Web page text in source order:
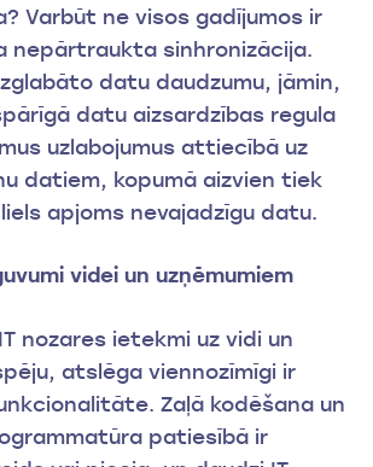
Varbūt ne visos gadījumos ir
nepārtraukta sinhronizācija.
datu daudzumu, jāmin,
datu aizsardzības regula
uzlabojumus attiecībā uz
datiem, kopumā aizvien tiek
apjoms nevajadzīgu datu.
videi un uzņēmumiem
nozares ietekmi uz vidi un
atslēga viennozīmīgi ir
Zaļā kodēšana un
patiesībā ir